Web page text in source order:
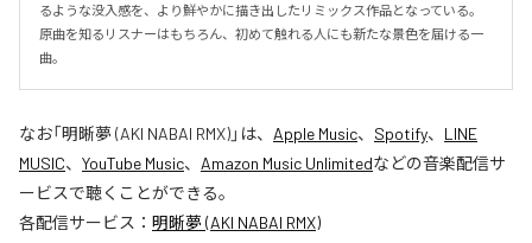
るような没入感を、より鮮やかに描き出したリミックス作品となっている。
原曲を知るリスナーはもちろん、初めて触れる人にも新たな景色を届ける一
曲。
なお「明晰夢 (AKI NABAI RMX)」は、 Apple Music、 Spotify、 LINE
MUSIC、 YouTube Music、 Amazon Music Unlimitedなどの音楽配信サ
ービスで聴くことができる。
各配信サービス： 明晰夢 (AKI NABAI RMX)